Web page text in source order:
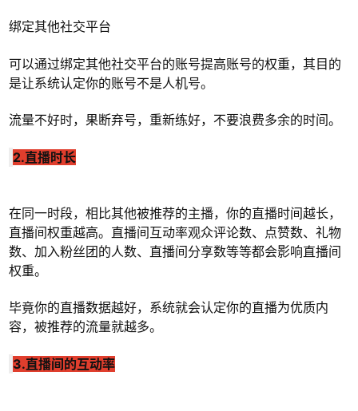
绑定其他社交平台
可以通过绑定其他社交平台的账号提高账号的权重，其目的
是让系统认定你的账号不是人机号。
流量不好时，果断弃号，重新练好，不要浪费多余的时间。
2.直播时长
在同一时段，相比其他被推荐的主播，你的直播时间越长，
直播间权重越高。直播间互动率观众评论数、点赞数、礼物
数、加入粉丝团的人数、直播间分享数等等都会影响直播间
权重。
毕竟你的直播数据越好，系统就会认定你的直播为优质内
容，被推荐的流量就越多。
3.直播间的互动率